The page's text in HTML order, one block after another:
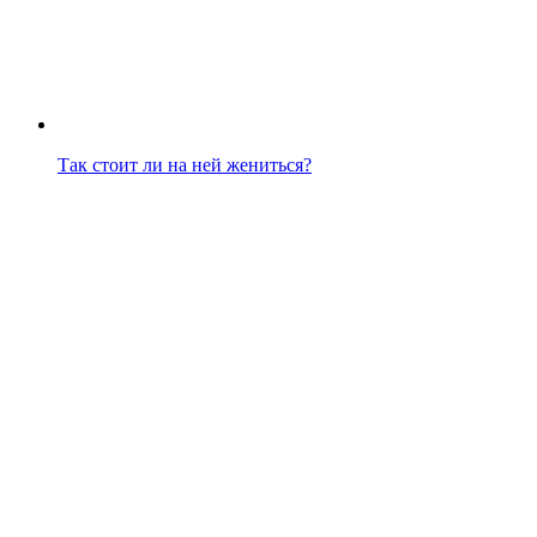
Так стоит ли на ней жениться?